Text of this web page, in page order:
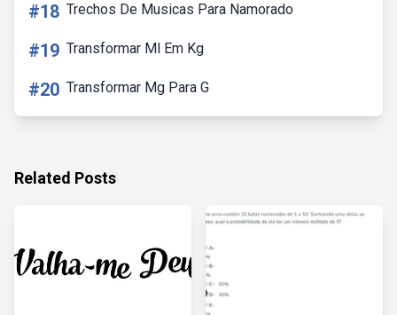
#18 Trechos De Musicas Para Namorado
#19 Transformar Ml Em Kg
#20 Transformar Mg Para G
Related Posts